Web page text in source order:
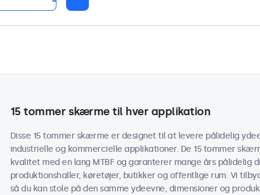
15 tommer skærme til hver applikation
Disse 15 tommer skærme er designet til at levere pålidelig
industrielle og kommercielle applikationer. De 15 tommer
kvalitet med en lang MTBF og garanterer mange års pålidelig
produktionshaller, køretøjer, butikker og offentlige rum. Vi
så du kan stole på den samme ydeevne, dimensioner og